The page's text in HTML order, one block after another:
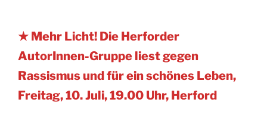
★ Mehr Licht! Die Herforder
AutorInnen-Gruppe liest gegen
Rassismus und für ein schönes Leben,
Freitag, 10. Juli, 19.00 Uhr, Herford